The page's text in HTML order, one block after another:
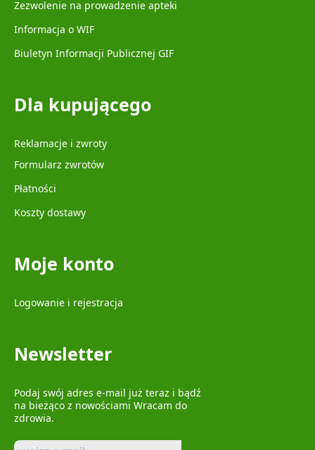
Zezwolenie na prowadzenie apteki
Informacja o WIF
Biuletyn Informacji Publicznej GIF
Dla kupującego
Reklamacje i zwroty
Formularz zwrotów
Płatności
Koszty dostawy
Moje konto
Logowanie i rejestracja
Newsletter
Podaj swój adres e-mail już teraz i bądź
na bieżąco z nowościami Wracam do
zdrowia.